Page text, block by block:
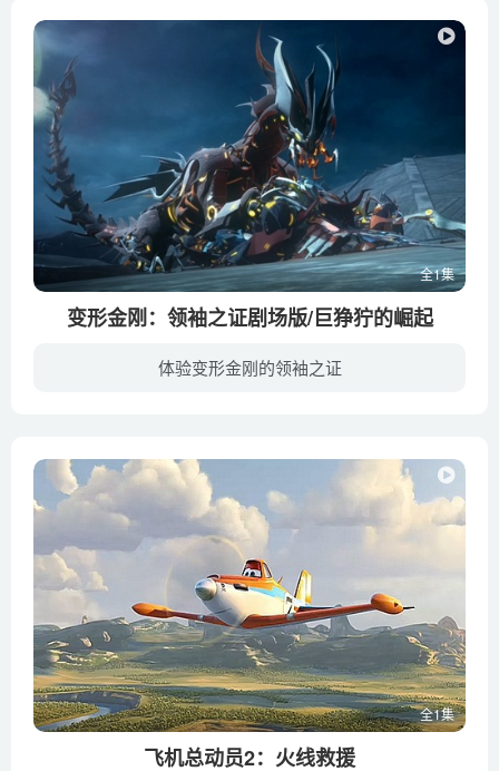
全1集
变形金刚：领袖之证剧场版/巨狰狞的崛起
体验变形金刚的领袖之证
全1集
飞机总动员2：火线救援